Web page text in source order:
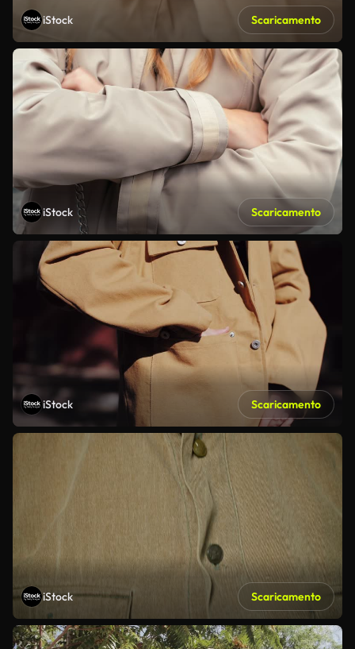
iStock Scaricamento
iStock Scaricamento
iStock Scaricamento
iStock Scaricamento